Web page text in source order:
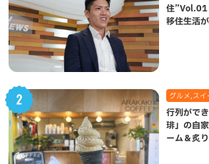
住”Vol.01
移住生活
グルメ,スイ
行列がで
琲」の自
ーム＆炙